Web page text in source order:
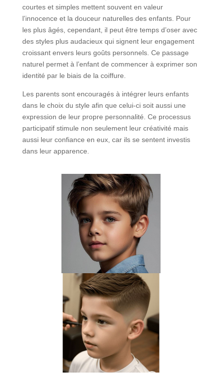
courtes et simples mettent souvent en valeur
l’innocence et la douceur naturelles des enfants. Pour
les plus âgés, cependant, il peut être temps d’oser avec
des styles plus audacieux qui signent leur engagement
croissant envers leurs goûts personnels. Ce passage
naturel permet à l’enfant de commencer à exprimer son
identité par le biais de la coiffure.
Les parents sont encouragés à intégrer leurs enfants
dans le choix du style afin que celui-ci soit aussi une
expression de leur propre personnalité. Ce processus
participatif stimule non seulement leur créativité mais
aussi leur confiance en eux, car ils se sentent investis
dans leur apparence.